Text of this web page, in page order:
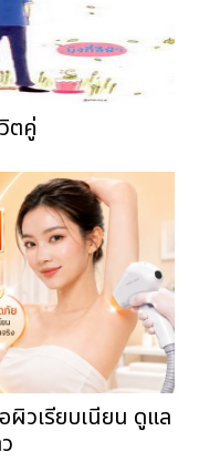
ตคู่
ผิวเรียบเนียน ดูแล